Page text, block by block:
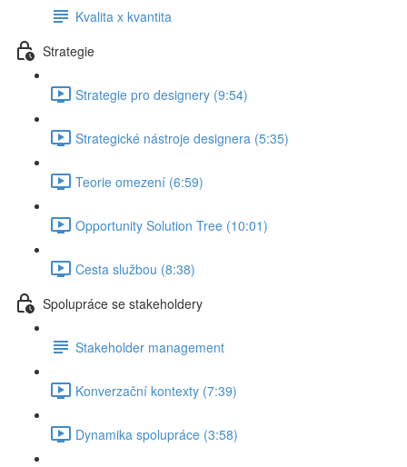
Kvalita x kvantita
Strategie
Strategie pro designery (9:54)
Strategické nástroje designera (5:35)
Teorie omezení (6:59)
Opportunity Solution Tree (10:01)
Cesta službou (8:38)
Spolupráce se stakeholdery
Stakeholder management
Konverzační kontexty (7:39)
Dynamika spolupráce (3:58)